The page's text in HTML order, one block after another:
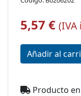
5,57 € (IVA
Producto en